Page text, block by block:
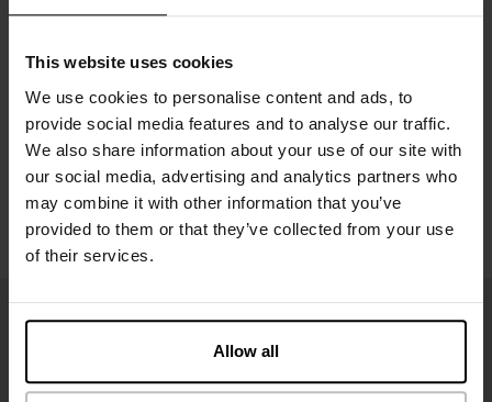
This website uses cookies
We use cookies to personalise content and ads, to
provide social media features and to analyse our traffic.
We also share information about your use of our site with
our social media, advertising and analytics partners who
may combine it with other information that you’ve
provided to them or that they’ve collected from your use
of their services.
Allow all
Specifikation
Vaskeanvisninger
Anmeldelser